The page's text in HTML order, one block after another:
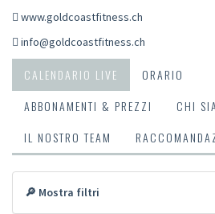
www.goldcoastfitness.ch
info@goldcoastfitness.ch
CALENDARIO LIVE
ORARIO
ABBONAMENTI & PREZZI
CHI
IL NOSTRO TEAM
🔎 Mostra filtri